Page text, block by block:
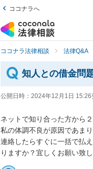
ココナラへ
ココナラ法律相談 法律Q&A
知人との借金問
公開日時： 2024年12月1日 15:26
ネットで知り合った方から
私の体調不良が原因であま
連絡したらすぐに一括で払
りますか？宜しくお願い致